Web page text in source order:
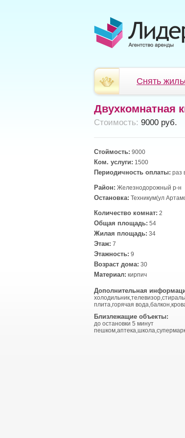
Снять
Двухкомнатная
Cтоимость: 9000 руб.
Стоймость: 9000
Ком. услуги: 1500
Периодичность оплаты: раз
Район: Железнодорожный р-н
Остановка: Техникум(ул
Количество комнат: 2
Общая площадь: 54
Жилая площадь: 34
Этаж: 7
Этажность: 9
Возраст дома: 30
Материал: кирпич
Дополнительная
плита,горячая
Близлежащие объекты:
до остановки 5 минут